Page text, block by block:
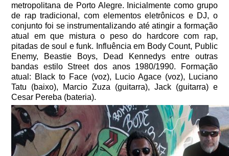
metropolitana de Porto Alegre. Inicialmente como grupo
de rap tradicional, com elementos eletrônicos e DJ, o
conjunto foi se instrumentalizando até atingir a formação
atual em que mistura o peso do hardcore com rap,
pitadas de soul e funk. Influência em Body Count, Public
Enemy, Beastie Boys, Dead Kennedys entre outras
bandas estilo Street dos anos 1980/1990. Formação
atual: Black to Face (voz), Lucio Agace (voz), Luciano
Tatu (baixo), Marcio Zuza (guitarra), Jack (guitarra) e
Cesar Pereba (bateria).